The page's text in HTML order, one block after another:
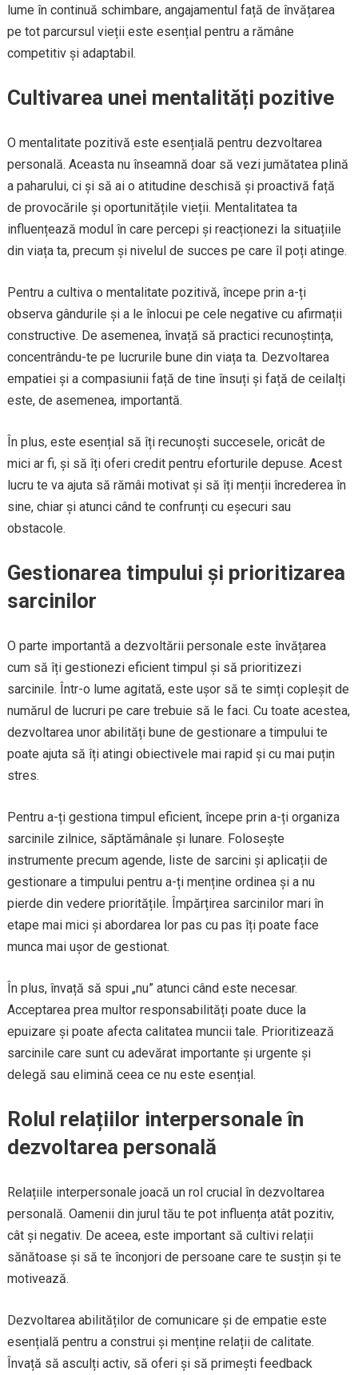
lume în continuă schimbare, angajamentul față de învățarea
pe tot parcursul vieții este esențial pentru a rămâne
competitiv și adaptabil.
Cultivarea unei mentalități pozitive
O mentalitate pozitivă este esențială pentru dezvoltarea
personală. Aceasta nu înseamnă doar să vezi jumătatea plină
a paharului, ci și să ai o atitudine deschisă și proactivă față
de provocările și oportunitățile vieții. Mentalitatea ta
influențează modul în care percepi și reacționezi la situațiile
din viața ta, precum și nivelul de succes pe care îl poți atinge.
Pentru a cultiva o mentalitate pozitivă, începe prin a-ți
observa gândurile și a le înlocui pe cele negative cu afirmații
constructive. De asemenea, învață să practici recunoștința,
concentrându-te pe lucrurile bune din viața ta. Dezvoltarea
empatiei și a compasiunii față de tine însuți și față de ceilalți
este, de asemenea, importantă.
În plus, este esențial să îți recunoști succesele, oricât de
mici ar fi, și să îți oferi credit pentru eforturile depuse. Acest
lucru te va ajuta să rămâi motivat și să îți menții încrederea în
sine, chiar și atunci când te confrunți cu eșecuri sau
obstacole.
Gestionarea timpului și prioritizarea
sarcinilor
O parte importantă a dezvoltării personale este învățarea
cum să îți gestionezi eficient timpul și să prioritizezi
sarcinile. Într-o lume agitată, este ușor să te simți copleșit de
numărul de lucruri pe care trebuie să le faci. Cu toate acestea,
dezvoltarea unor abilități bune de gestionare a timpului te
poate ajuta să îți atingi obiectivele mai rapid și cu mai puțin
stres.
Pentru a-ți gestiona timpul eficient, începe prin a-ți organiza
sarcinile zilnice, săptămânale și lunare. Folosește
instrumente precum agende, liste de sarcini și aplicații de
gestionare a timpului pentru a-ți menține ordinea și a nu
pierde din vedere prioritățile. Împărțirea sarcinilor mari în
etape mai mici și abordarea lor pas cu pas îți poate face
munca mai ușor de gestionat.
În plus, învață să spui „nu” atunci când este necesar.
Acceptarea prea multor responsabilități poate duce la
epuizare și poate afecta calitatea muncii tale. Prioritizează
sarcinile care sunt cu adevărat importante și urgente și
delegă sau elimină ceea ce nu este esențial.
Rolul relațiilor interpersonale în
dezvoltarea personală
Relațiile interpersonale joacă un rol crucial în dezvoltarea
personală. Oamenii din jurul tău te pot influența atât pozitiv,
cât și negativ. De aceea, este important să cultivi relații
sănătoase și să te înconjori de persoane care te susțin și te
motivează.
Dezvoltarea abilităților de comunicare și de empatie este
esențială pentru a construi și menține relații de calitate.
Învață să asculți activ, să oferi și să primești feedback